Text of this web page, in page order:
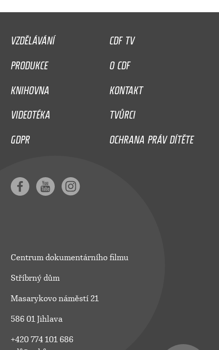
VZDĚLÁVÁNÍ
CDF TV
PRODUKCE
O CDF
KNIHOVNA
KONTAKT
VIDEOTÉKA
TVŮRCI
GDPR
OCHRANA PRÁV DÍTĚTE
Centrum dokumentárního filmu
Stříbrný dům
Masarykovo náměstí 21
586 01 Jihlava
+420 774 101 686